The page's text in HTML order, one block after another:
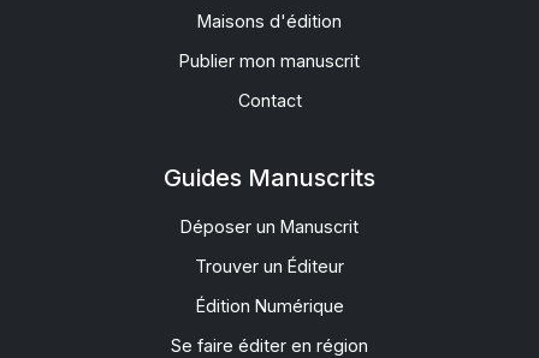
Maisons d'édition
Publier mon manuscrit
Contact
Guides Manuscrits
Déposer un Manuscrit
Trouver un Éditeur
Édition Numérique
Se faire éditer en région